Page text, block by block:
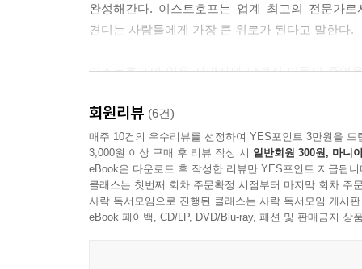
완성해간다. 이스트호프는 업계 최고의 전문가
견디는 사람들에게 가장 큰 위로가 된다고 말한다.
이스트호프의 일은 사망자와 남겨진 이들의 존엄
인간의 존엄성을 회복하는 과정이자, 절망의 끝에
밤마다 깨어 있는 이유,
멈추지 않는 책임
재난은 언제나 압도적이고 사회 전체의 문제로
회원리뷰 (6건)
매주 10건의 우수리뷰를 선정하여 YES포인트 3만원을 드
3,000원 이상 구매 후 리뷰 작성 시 일반회원 300원, 마니
eBook은 다운로드 후 작성한 리뷰만 YES포인트 지급됩니
클래스는 첫번째 회차 주문확정 시점부터 마지막 회차 주
사락 독서모임으로 진행된 클래스는 사락 독서모임 게시
eBook 페이백, CD/LP, DVD/Blu-ray, 패션 및 판매금지 상